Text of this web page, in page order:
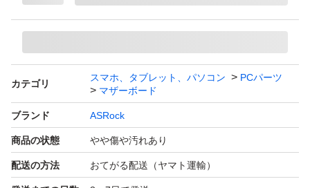
■出品物のお問い合わせ等に関しましては、入札前に「出
電話によるお問い合わせ等は、おこなっておりませんの
で、「出品者への質問」にてご連絡ください
■電気製品等は、可能な限り動作確認を行っております
が、
全ての動作を保証するわけではございません
カテゴリ
スマホ、タブレット、パソコン
PCパーツ
マザーボード
ブランド ASRock
商品の状態 やや傷や汚れあり
配送の方法 おてがる配送（ヤマト運輸）